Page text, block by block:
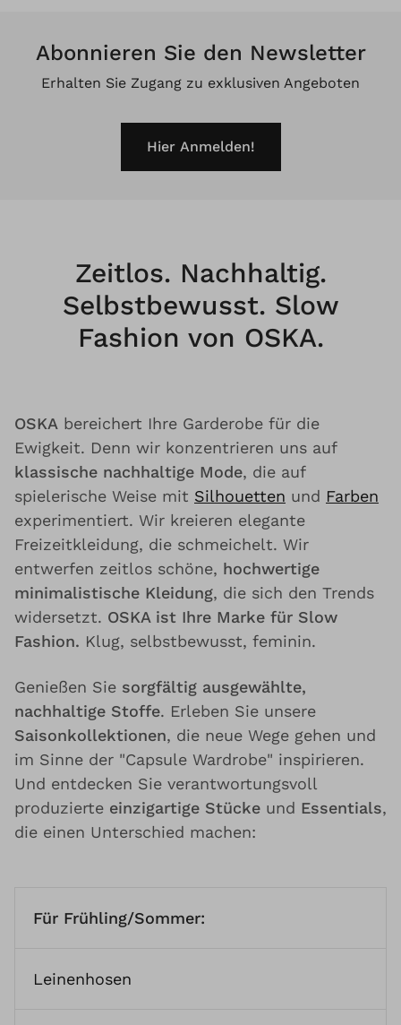
Abonnieren Sie den Newsletter
Erhalten Sie Zugang zu exklusiven Angeboten
Hier Anmelden!
Zeitlos. Nachhaltig.
Selbstbewusst. Slow
Fashion von OSKA.
OSKA bereichert Ihre Garderobe für die
Ewigkeit. Denn wir konzentrieren uns auf
klassische nachhaltige Mode, die auf
spielerische Weise mit Silhouetten und Farben
experimentiert. Wir kreieren elegante
Freizeitkleidung, die schmeichelt. Wir
entwerfen zeitlos schöne, hochwertige
minimalistische Kleidung, die sich den Trends
widersetzt. OSKA ist Ihre Marke für Slow
Fashion. Klug, selbstbewusst, feminin.
Genießen Sie sorgfältig ausgewählte,
nachhaltige Stoffe. Erleben Sie unsere
Saisonkollektionen, die neue Wege gehen und
im Sinne der "Capsule Wardrobe" inspirieren.
Und entdecken Sie verantwortungsvoll
produzierte einzigartige Stücke und Essentials,
die einen Unterschied machen:
Für Frühling/Sommer:
Leinenhosen